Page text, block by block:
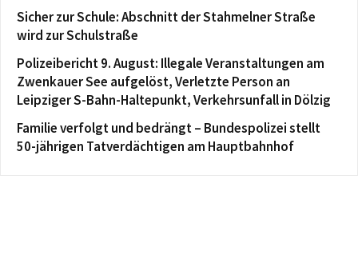
Sicher zur Schule: Abschnitt der Stahmelner Straße
wird zur Schulstraße
Polizeibericht 9. August: Illegale Veranstaltungen am
Zwenkauer See aufgelöst, Verletzte Person an
Leipziger S-Bahn-Haltepunkt, Verkehrsunfall in Dölzig
Familie verfolgt und bedrängt – Bundespolizei stellt
50-jährigen Tatverdächtigen am Hauptbahnhof